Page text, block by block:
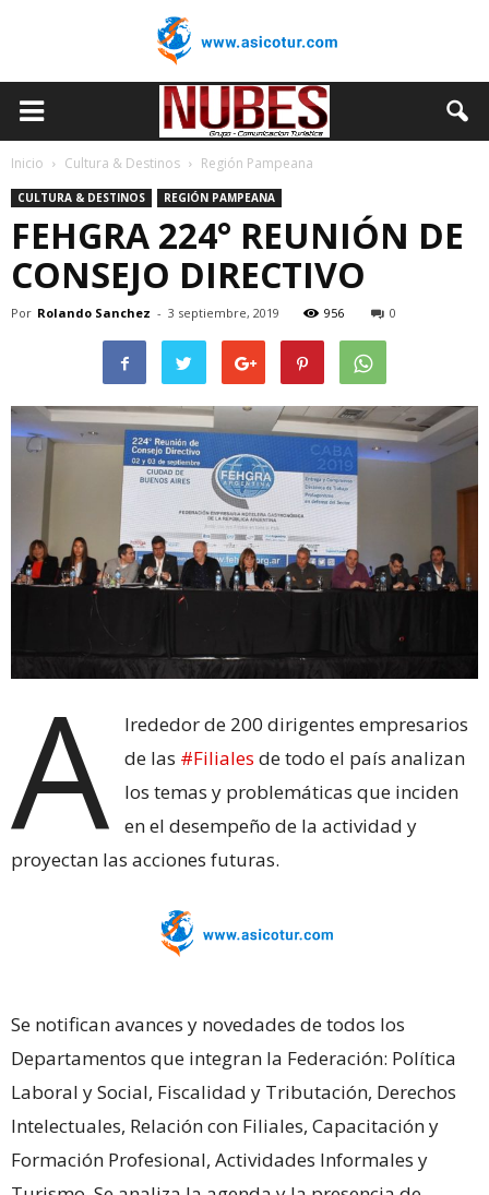
Inicio Cultura & Destinos Región Pampeana
CULTURA & DESTINOS REGIÓN PAMPEANA
FEHGRA 224° REUNIÓN DE
CONSEJO DIRECTIVO
Por Rolando Sanchez - 3 septiembre, 2019 956 0
A
lrededor de 200 dirigentes empresarios
de las #Filiales de todo el país analizan
los temas y problemáticas que inciden
en el desempeño de la actividad y
proyectan las acciones futuras.
Se notifican avances y novedades de todos los
Departamentos que integran la Federación: Política
Laboral y Social, Fiscalidad y Tributación, Derechos
Intelectuales, Relación con Filiales, Capacitación y
Formación Profesional, Actividades Informales y